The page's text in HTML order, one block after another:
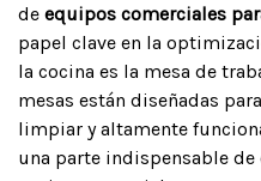
de equipos comerciales
papel clave en la
la cocina es la mesa de
mesas están diseñadas
limpiar y altamente
una parte indispensable